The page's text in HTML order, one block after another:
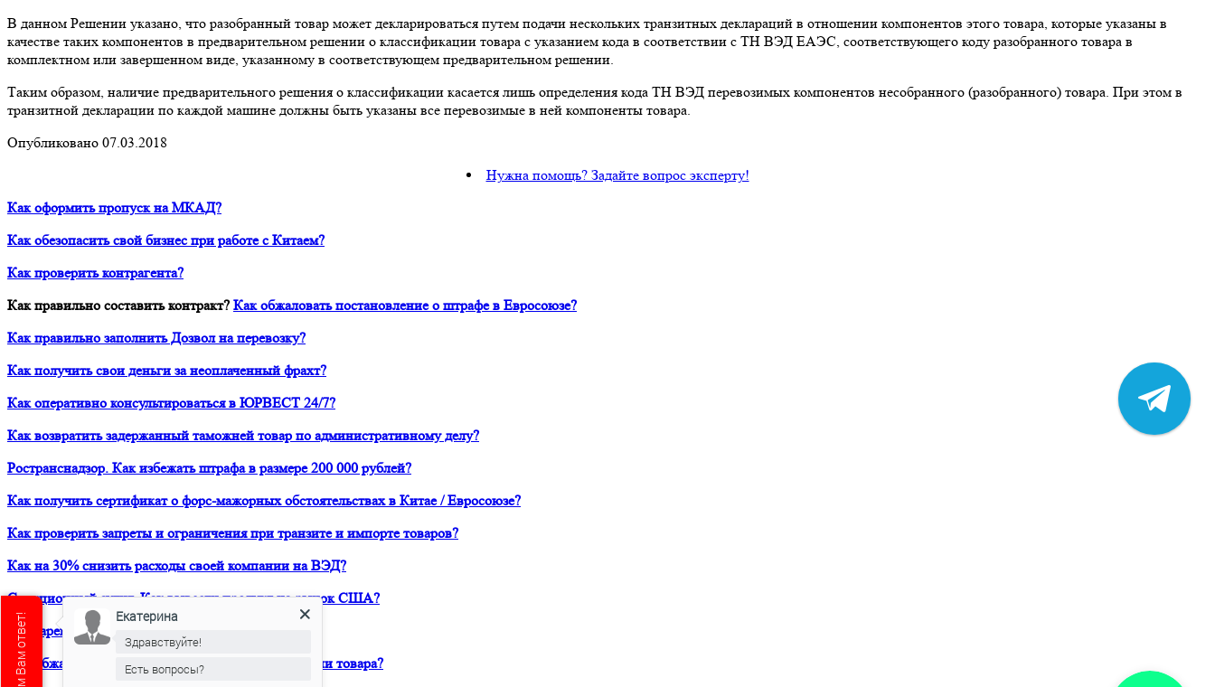
В данном Решении указано, что разобранный товар может декларироваться путем подачи нескольких транзитных деклараций в отношении компонентов этого товара, которые указаны в
качестве таких компонентов в предварительном решении о классификации товара с указанием кода в соответствии с ТН ВЭД ЕАЭС, соответствующего коду разобранного товара в
комплектном или завершенном виде, указанному в соответствующем предварительном решении.
Таким образом, наличие предварительного решения о классификации касается лишь определения кода ТН ВЭД перевозимых компонентов несобранного (разобранного) товара. При этом в
транзитной декларации по каждой машине должны быть указаны все перевозимые в ней компоненты товара.
Опубликовано 07.03.2018
Нужна помощь? Задайте вопрос эксперту!
Как оформить пропуск на МКАД?
Как обезопасить свой бизнес при работе с Китаем?
Как проверить контрагента?
Как правильно составить контракт? Как обжаловать постановление о штрафе в Евросоюзе?
Как правильно заполнить Дозвол на перевозку?
Как получить свои деньги за неоплаченный фрахт?
Как оперативно консультироваться в ЮРВЕСТ 24/7?
Как возвратить задержанный таможней товар по административному делу?
Ространснадзор. Как избежать штрафа в размере 200 000 рублей?
Как получить сертификат о форс-мажорных обстоятельствах в Китае / Евросоюзе?
Как проверить запреты и ограничения при транзите и импорте товаров?
Как на 30% снизить расходы своей компании на ВЭД?
Санкционный аудит. Как вывести продукт на рынок США?
Как зарегистрировать товарный знак в ТРОИС?
Как обжаловать решение таможни о классификации товара?
Екатерина
Здравствуйте!
Есть вопросы?